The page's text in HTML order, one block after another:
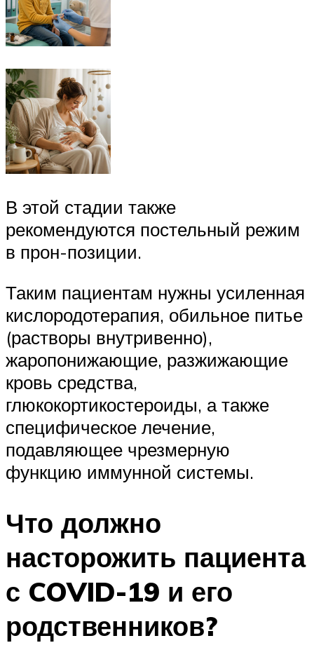
В этой стадии также
рекомендуются постельный режим
в прон-позиции.
Таким пациентам нужны усиленная
кислородотерапия, обильное питье
(растворы внутривенно),
жаропонижающие, разжижающие
кровь средства,
глюкокортикостероиды, а также
специфическое лечение,
подавляющее чрезмерную
функцию иммунной системы.
Что должно
насторожить пациента
с COVID-19 и его
родственников?